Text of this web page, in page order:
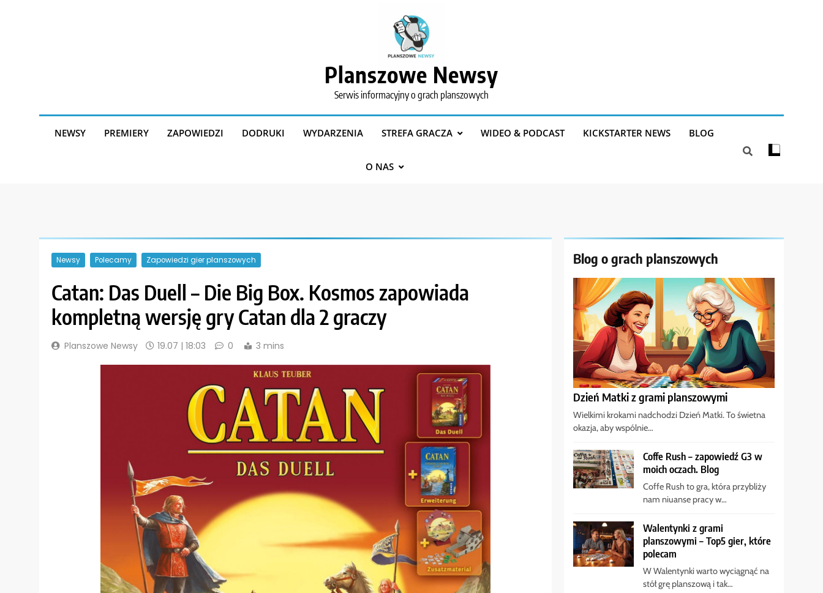
Planszowe Newsy
Serwis informacyjny o grach planszowych
NEWSY PREMIERY ZAPOWIEDZI DODRUKI WYDARZENIA STREFA GRACZA WIDEO & PODCAST KICKSTARTER NEWS BLOG
O NAS
Newsy Polecamy Zapowiedzi gier planszowych
Catan: Das Duell – Die Big Box. Kosmos zapowiada
kompletną wersję gry Catan dla 2 graczy
Planszowe Newsy 19.07 | 18:03 0 3 mins
Blog o grach planszowych
Dzień Matki z grami planszowymi
Wielkimi krokami nadchodzi Dzień Matki. To świetna
okazja, aby wspólnie…
Coffe Rush – zapowiedź G3 w
moich oczach. Blog
Coffe Rush to gra, która przybliży
nam niuanse pracy w…
Walentynki z grami
planszowymi – Top5 gier, które
polecam
W Walentynki warto wyciągnąć na
stół grę planszową i tak…